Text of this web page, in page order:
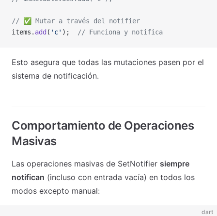
// ✅ Mutar a través del notifier
items. add ( 'c' ); // Funciona y notifica
Esto asegura que todas las mutaciones pasen por el
sistema de notificación.
Comportamiento de Operaciones
Masivas
Las operaciones masivas de SetNotifier siempre
notifican (incluso con entrada vacía) en todos los
modos excepto manual:
dart